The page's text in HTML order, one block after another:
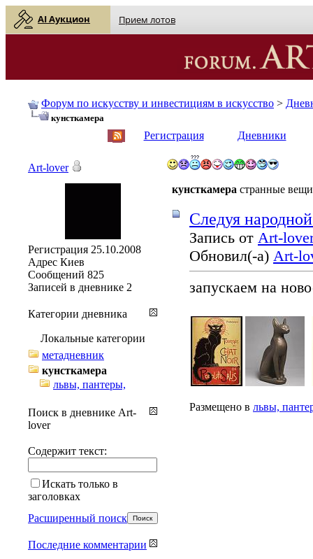
AI Аукцион Прием лотов
Форум по искусству и инвестициям в искусство >
кунсткамера
Регистрация Дневники
кунсткамера странные
Cледуя
Запись от Art-
Обновил(-а) Art-
запускаем на
Размещено в львы,
Art-lover
Регистрация 25.10.2008
Адрес Киев
Сообщений 825
Записей в дневнике 2
Категории дневника
Локальные категории
метадневник
кунсткамера
львы, пантеры,
Поиск в дневнике Art-
lover
Содержит текст:
Искать только в
заголовках
Расширенный поиск
Последние комментарии